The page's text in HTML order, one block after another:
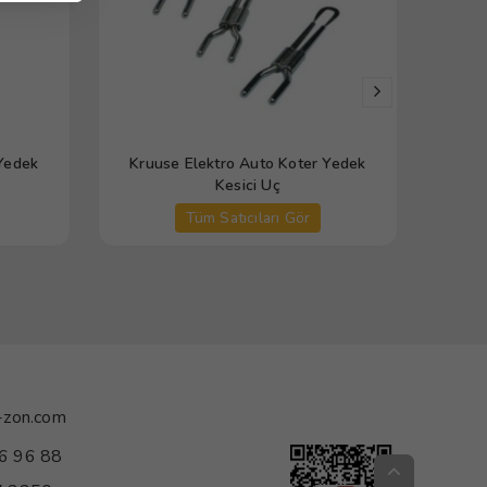
Kruuse Elektro Auto Koter Yedek
Kesici Uç
Tüm Satıcıları Gör
96 88